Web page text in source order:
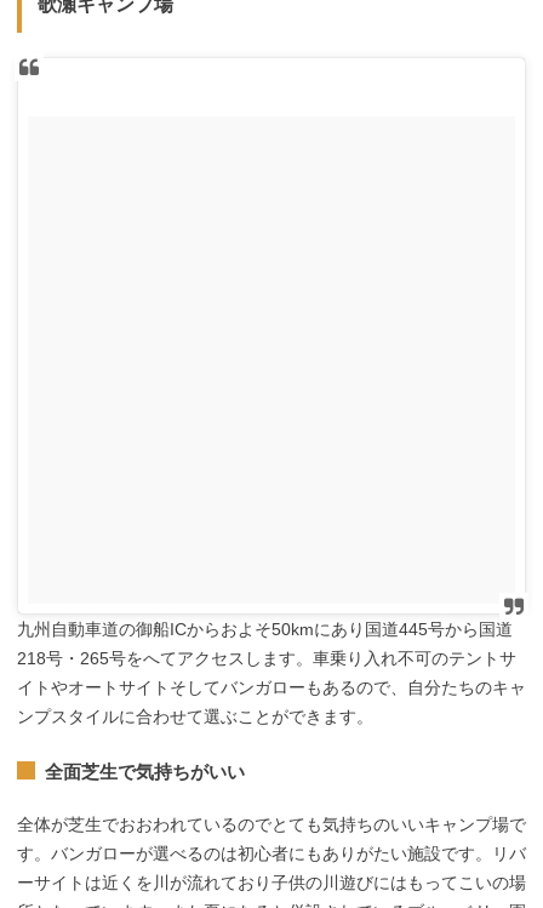
歌瀬キャンプ場
九州自動車道の御船ICからおよそ50kmにあり国道445号から国道
218号・265号をへてアクセスします。車乗り入れ不可のテントサ
イトやオートサイトそしてバンガローもあるので、自分たちのキャ
ンプスタイルに合わせて選ぶことができます。
全面芝生で気持ちがいい
全体が芝生でおおわれているのでとても気持ちのいいキャンプ場で
す。バンガローが選べるのは初心者にもありがたい施設です。リバ
ーサイトは近くを川が流れており子供の川遊びにはもってこいの場